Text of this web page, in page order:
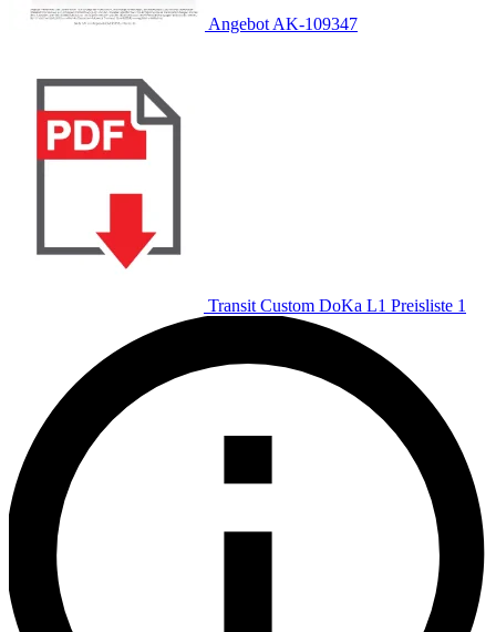
Angebot AK-109347
Transit Custom DoKa L1 Preisliste 1